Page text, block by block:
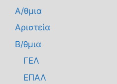
Α/θμια
Αριστεία
Β/θμια
ΓΕΛ
ΕΠΑΛ